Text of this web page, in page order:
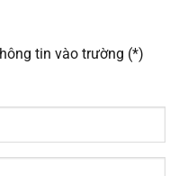
tin vào trường (*)